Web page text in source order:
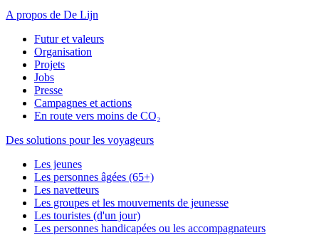
A propos de De Lijn
Futur et valeurs
Organisation
Projets
Jobs
Presse
Campagnes et actions
En route vers moins de CO₂
Des solutions pour les voyageurs
Les jeunes
Les personnes âgées (65+)
Les navetteurs
Les groupes et les mouvements de jeunesse
Les touristes (d'un jour)
Les personnes handicapées ou les accompagnateurs